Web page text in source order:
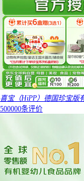
喜宝（HiPP）德国珍宝版
500000条评价